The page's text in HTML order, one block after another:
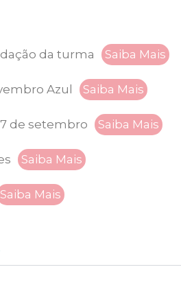
da turma Saiba Mais
Azul Saiba Mais
de setembro Saiba Mais
Saiba Mais
Saiba Mais